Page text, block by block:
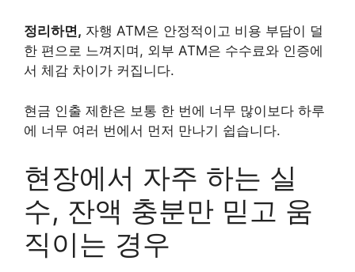
정리하면, 자행 ATM은 안정적이고 비용 부담이 덜
한 편으로 느껴지며, 외부 ATM은 수수료와 인증에
서 체감 차이가 커집니다.
현금 인출 제한은 보통 한 번에 너무 많이보다 하루
에 너무 여러 번에서 먼저 만나기 쉽습니다.
현장에서 자주 하는 실
수, 잔액 충분만 믿고 움
직이는 경우